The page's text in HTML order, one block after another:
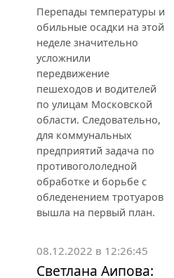
Перепады температуры и
обильные осадки на этой
неделе значительно
усложнили
передвижение
пешеходов и водителей
по улицам Московской
области. Следовательно,
для коммунальных
предприятий задача по
противогололедной
обработке и борьбе с
обледенением тротуаров
вышла на первый план.
08.12.2022 в 12:26:45
Светлана Аипова: